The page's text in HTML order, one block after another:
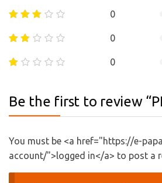
0
0
0
Be the first to review
You must be <a href="https://e-
account/">logged in</a> to post a